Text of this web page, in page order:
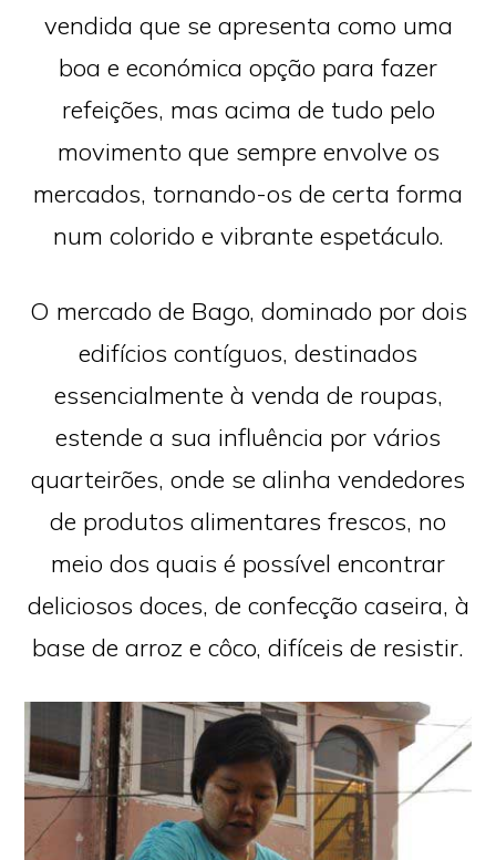
vendida que se apresenta como uma
boa e económica opção para fazer
refeições, mas acima de tudo pelo
movimento que sempre envolve os
mercados, tornando-os de certa forma
num colorido e vibrante espetáculo.
O mercado de Bago, dominado por dois
edifícios contíguos, destinados
essencialmente à venda de roupas,
estende a sua influência por vários
quarteirões, onde se alinha vendedores
de produtos alimentares frescos, no
meio dos quais é possível encontrar
deliciosos doces, de confecção caseira, à
base de arroz e côco, difíceis de resistir.